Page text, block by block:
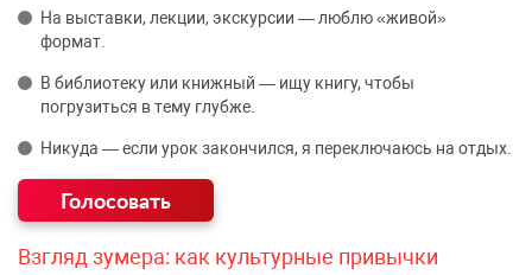
На выставки, лекции, экскурсии — люблю «живой»
формат.
В библиотеку или книжный — ищу книгу, чтобы
погрузиться в тему глубже.
Никуда — если урок закончился, я переключаюсь на отдых.
Взгляд зумера: как культурные привычки